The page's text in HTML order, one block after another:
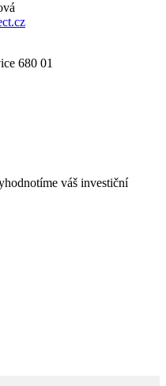
680 01
váš investiční